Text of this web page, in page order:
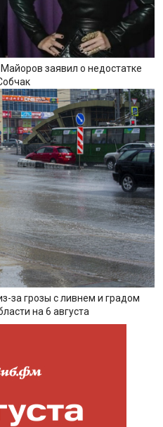
заявил о недостатке
за грозы с ливнем и градом
на 6 августа